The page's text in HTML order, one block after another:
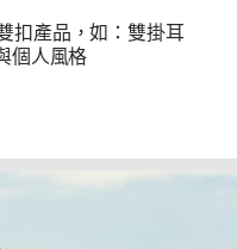
扣產品，如：雙掛耳
個人風格